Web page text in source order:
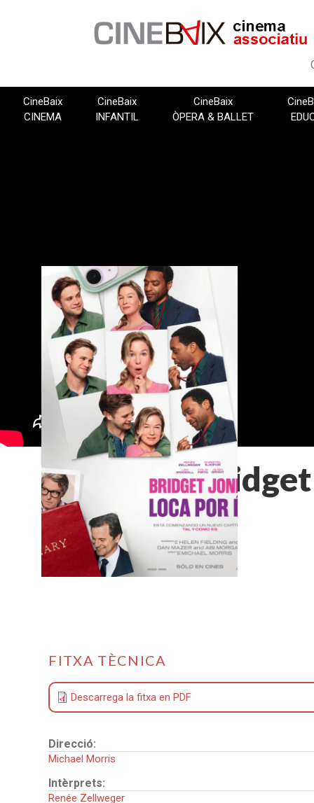
CineBaix
CINEMA
CineBaix
INFANTIL
CineBaix
ÒPERA & BALLET
Bridget
él
FITXA TÈCNICA
Descarrega la fitxa en PDF
Direcció:
Michael Morris
Intèrprets:
Renée Zellweger